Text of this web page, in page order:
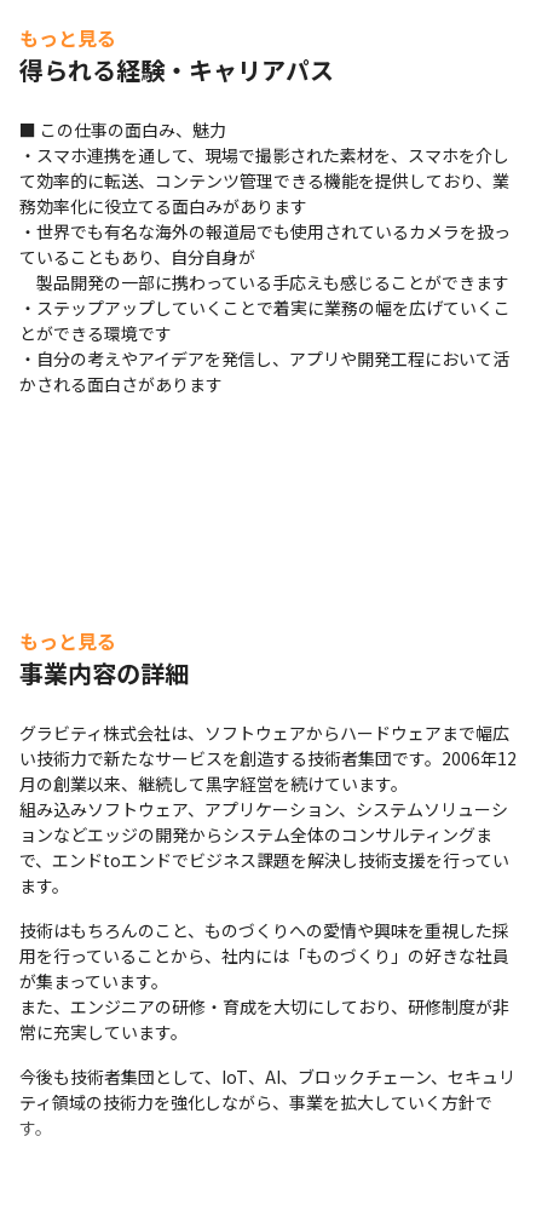
■ 評価について
一人ひとりのキャリア・スキルアップを軸に技術（品質、
コスト、納期、意識）、コミュニケーションの能力向上を
目標とし、組織の技術基盤強化、顧客満足度向上に繋げて
いきます。
＜評価の仕組み＞
・給与改定：年1回
・評価面談：年2回
評価項目
・CS評価、リーダー評価、売上、勤怠など複数の項目を
点数化。
特徴
で、自分自身の何が評価されていて、どんな点が足りない
か認識できるようになっています
・一人ひとりの長所や得意分野、価値観を考えて目標設
定、フィードバックしスキル/キャリアアップに努めてい
ます
・さまざまな評価項目を設け公平に判断していくこと、社
内の直属の上司、客先、営業など広い範囲でフィードバッ
クを得る360度評価に近い考えも取り入れながら公平に判
定できるよう努めています
＜社内評価が高く定期的に昇給UPしているメンバーの特
徴（一例です）＞
・自分の長所や得意分野を認識しそれを強みとして活かし
客先と良好な関係を築いている
もっと見る
得られる経験・キャリアパス
■ この仕事の面白み、魅力
・スマホ連携を通して、現場で撮影された素材を、スマホを介し
て効率的に転送、コンテンツ管理できる機能を提供しており、業
務効率化に役立てる面白みがあります
・世界でも有名な海外の報道局でも使用されているカメラを扱っ
ていることもあり、自分自身が
製品開発の一部に携わっている手応えも感じることができます
・ステップアップしていくことで着実に業務の幅を広げていくこ
とができる環境です
・自分の考えやアイデアを発信し、アプリや開発工程において活
かされる面白さがあります
もっと見る
事業内容の詳細
グラビティ株式会社は、ソフトウェアからハードウェアまで幅広
い技術力で新たなサービスを創造する技術者集団です。2006年12
月の創業以来、継続して黒字経営を続けています。
組み込みソフトウェア、アプリケーション、システムソリューシ
ョンなどエッジの開発からシステム全体のコンサルティングま
で、エンドtoエンドでビジネス課題を解決し技術支援を行ってい
ます。
技術はもちろんのこと、ものづくりへの愛情や興味を重視した採
用を行っていることから、社内には「ものづくり」の好きな社員
が集まっています。
また、エンジニアの研修・育成を大切にしており、研修制度が非
常に充実しています。
今後も技術者集団として、IoT、AI、ブロックチェーン、セキュリ
ティ領域の技術力を強化しながら、事業を拡大していく方針で
す。